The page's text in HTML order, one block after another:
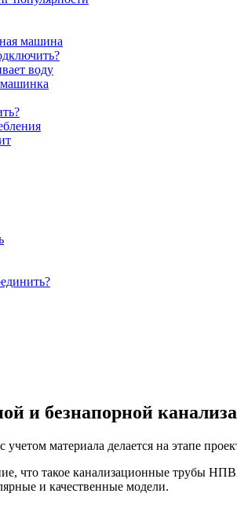
машина
воду
и безнапорной
материала делается на этапе
что такое канализационные трубы
и качественные модели.